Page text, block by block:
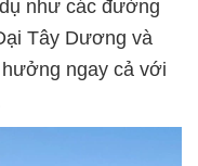
như các đường
Tây Dương và
ngay cả với